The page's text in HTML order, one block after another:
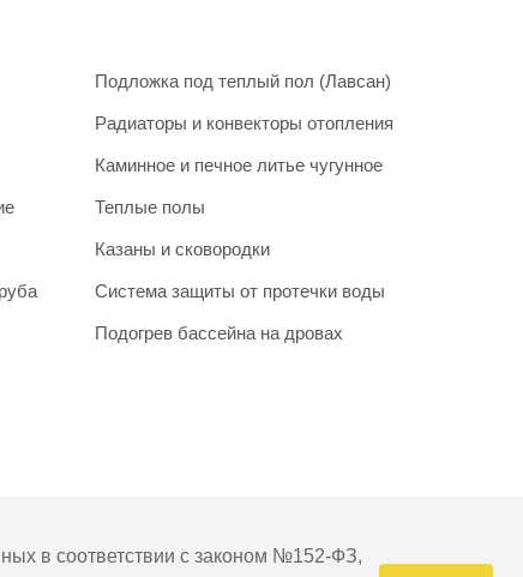
Подложка под теплый пол (Лавсан)
Радиаторы и конвекторы отопления
Каминное и печное литье чугунное
Теплые полы
Казаны и сковородки
Система защиты от протечки воды
Подогрев бассейна на дровах
в соответствии с законом №152-ФЗ,